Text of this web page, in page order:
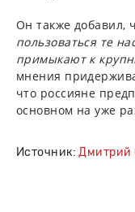
Он также добавил,
пользоваться те
примыкают к
мнения
что россияне
основном на уже
Источник:Дмитрий